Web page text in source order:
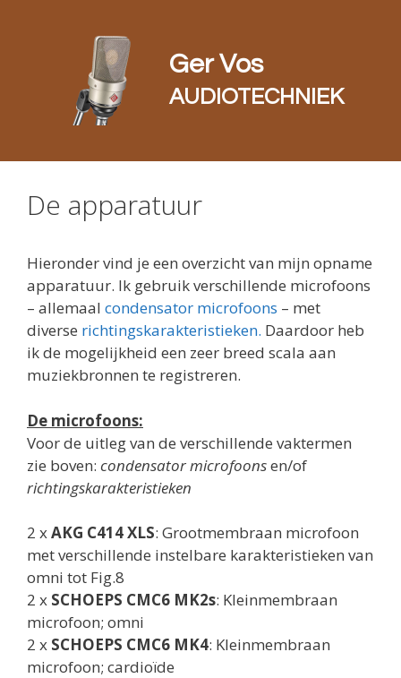
Ger Vos
AUDIOTECHNIEK
De apparatuur
Hieronder vind je een overzicht van mijn opname
apparatuur. Ik gebruik verschillende microfoons
– allemaal condensator microfoons – met
diverse richtingskarakteristieken. Daardoor heb
ik de mogelijkheid een zeer breed scala aan
muziekbronnen te registreren.
De microfoons:
Voor de uitleg van de verschillende vaktermen
zie boven: condensator microfoonsen/of
richtingskarakteristieken
2 xAKG C414 XLS: Grootmembraan microfoon
met verschillende instelbare karakteristieken van
omni tot Fig.8
2 x SCHOEPS CMC6 MK2s: Kleinmembraan
microfoon; omni
2 x SCHOEPS CMC6 MK4: Kleinmembraan
microfoon; cardioïde